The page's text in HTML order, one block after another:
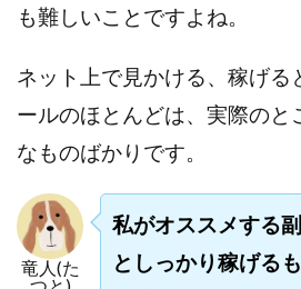
も難しいことですよね。
ネット上で見かける、稼げる
ールのほとんどは、実際のと
なものばかりです。
竜人(た
私がオススメする
としっかり稼げるも